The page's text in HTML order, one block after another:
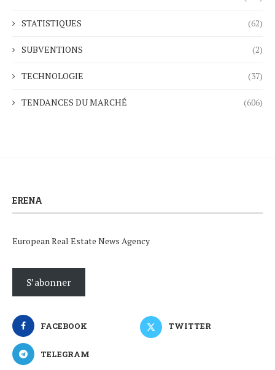
STATISTIQUES (62)
SUBVENTIONS (2)
TECHNOLOGIE (37)
TENDANCES DU MARCHÉ (606)
ERENA
European Real Estate News Agency
S’abonner
FACEBOOK TWITTER
TELEGRAM